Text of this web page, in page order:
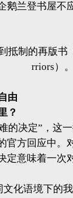
鹅兰登书屋不
抵制的再版书
rriors）。
由
？
的决定”，这
官方回应中。
定意味着一次
文化语境下的